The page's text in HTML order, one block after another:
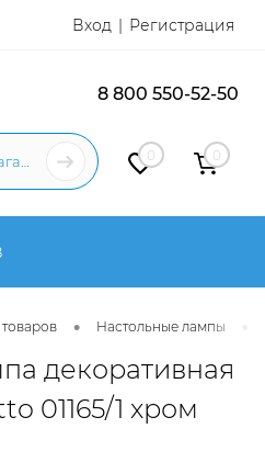
Вход Регистрация
8 800 550-52-50
0 0
товаров • Настольные лампы
декоративная
01165/1 хром